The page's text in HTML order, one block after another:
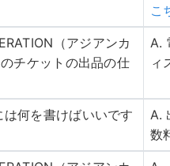
こ
（アジアンカ
チケットの出品の仕
A.
ィ
何を書けばいいです
A.
数